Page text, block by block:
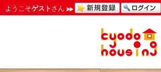
ようこそゲストさん